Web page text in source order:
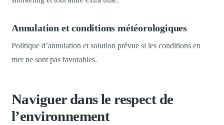
Annulation et conditions météorologiques
Politique d’annulation et solution prévue si les conditions en
mer ne sont pas favorables.
Naviguer dans le respect de
l’environnement